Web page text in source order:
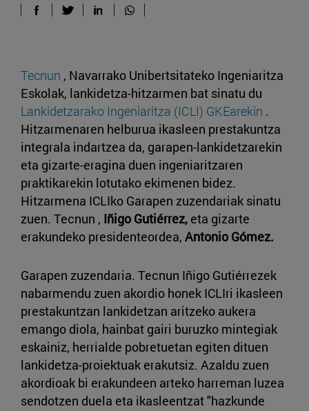
Tecnun , Navarrako Unibertsitateko Ingeniaritza
Eskolak, lankidetza-hitzarmen bat sinatu du
Lankidetzarako Ingeniaritza (ICLI) GKEarekin .
Hitzarmenaren helburua ikasleen prestakuntza
integrala indartzea da, garapen-lankidetzarekin
eta gizarte-eragina duen ingeniaritzaren
praktikarekin lotutako ekimenen bidez.
Hitzarmena ICLIko Garapen zuzendariak sinatu
zuen. Tecnun , Iñigo Gutiérrez, eta gizarte
erakundeko presidenteordea, Antonio Gómez.
Garapen zuzendaria. Tecnun Iñigo Gutiérrezek
nabarmendu zuen akordio honek ICLIri ikasleen
prestakuntzan lankidetzan aritzeko aukera
emango diola, hainbat gairi buruzko mintegiak
eskainiz, herrialde pobretuetan egiten dituen
lankidetza-proiektuak erakutsiz. Azaldu zuen
akordioak bi erakundeen arteko harreman luzea
sendotzen duela eta ikasleentzat "hazkunde